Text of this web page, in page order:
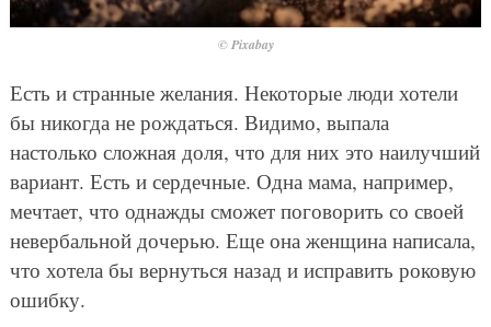
© Pixabay
Есть и странные желания. Некоторые люди хотели
бы никогда не рождаться. Видимо, выпала
настолько сложная доля, что для них это наилучший
вариант. Есть и сердечные. Одна мама, например,
мечтает, что однажды сможет поговорить со своей
невербальной дочерью. Еще она женщина написала,
что хотела бы вернуться назад и исправить роковую
ошибку.